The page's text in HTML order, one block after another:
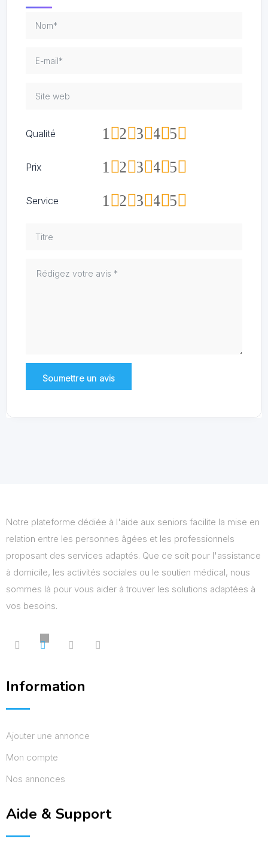
Qualité 5
4
3
2
1
Prix 5
4
3
2
1
Service 5
4
3
2
1
Notre plateforme dédiée à l'aide aux seniors facilite la mise en
relation entre les personnes âgées et les professionnels
proposant des services adaptés. Que ce soit pour l'assistance
à domicile, les activités sociales ou le soutien médical, nous
sommes là pour vous aider à trouver les solutions adaptées à
vos besoins.
Information
Ajouter une annonce
Mon compte
Nos annonces
Aide & Support